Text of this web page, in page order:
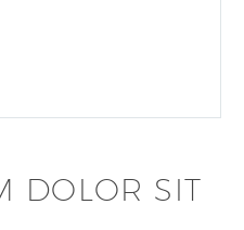
DOLOR SIT